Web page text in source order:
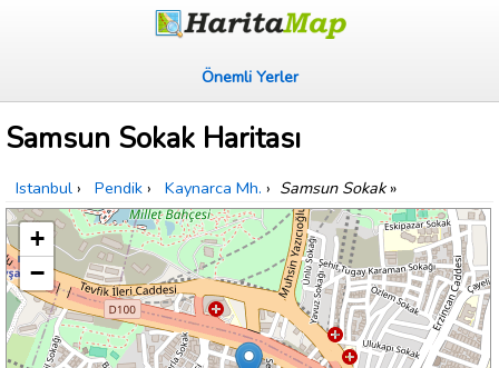
Önemli Yerler
Samsun Sokak Haritası
Istanbul › Pendik › Kaynarca Mh. › Samsun Sokak»
+
−